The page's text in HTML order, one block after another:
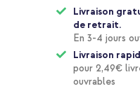
Livraison
de retrait.
En 3-4 jours
Livraison
pour 2,49€
ouvrables